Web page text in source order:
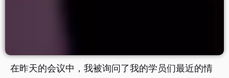
在昨天的会议中，我被询问了我的学员们最近的情